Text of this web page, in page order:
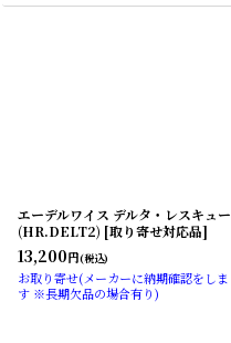
エーデルワイス デルタ・レスキュー
(HR.DELT2) [取り寄せ対応品]
13,200円(税込)
お取り寄せ(メーカーに納期確認をしま
す ※長期欠品の場合有り)